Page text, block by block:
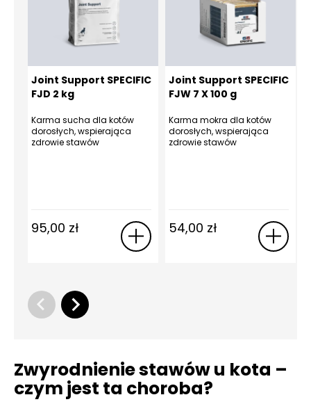
Joint Support SPECIFIC
FJD 2 kg
Karma sucha dla kotów
dorosłych, wspierająca
zdrowie stawów
95,00 zł
Joint Support SPECIFIC
FJW 7 X 100 g
Karma mokra dla kotów
dorosłych, wspierająca
zdrowie stawów
54,00 zł
Zwyrodnienie stawów u kota –
czym jest ta choroba?